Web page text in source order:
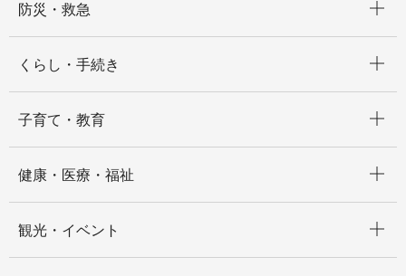
防災・救急
くらし・手続き
子育て・教育
健康・医療・福祉
観光・イベント